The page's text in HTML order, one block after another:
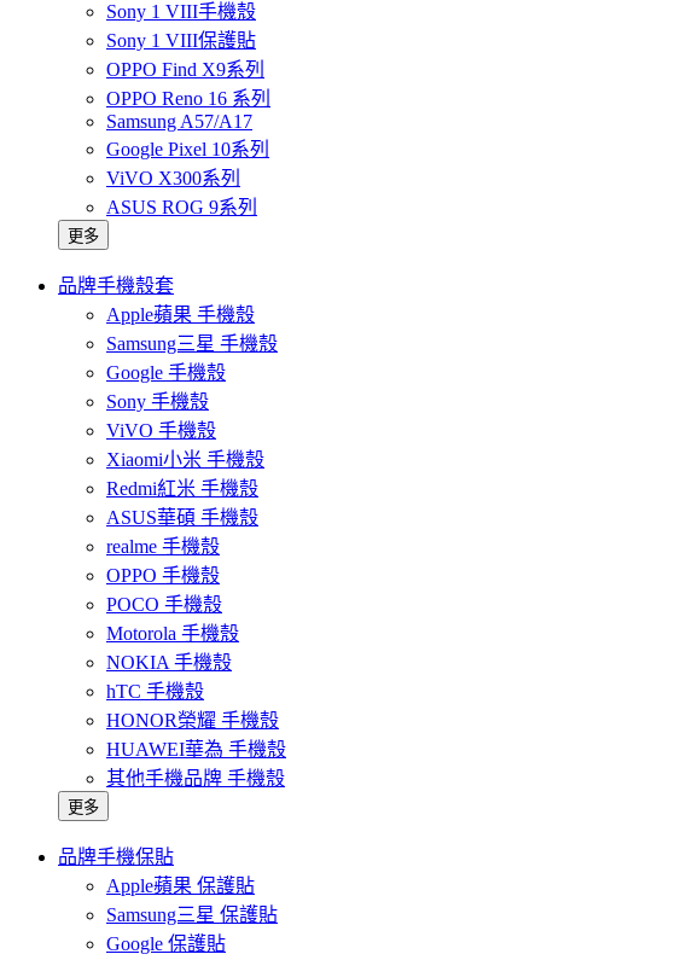
Sony 1 VIII手機殼
Sony 1 VIII保護貼
OPPO Find X9系列
OPPO Reno 16 系列
Samsung A57/A17
Google Pixel 10系列
ViVO X300系列
ASUS ROG 9系列
更多
品牌手機殼套
Apple蘋果 手機殼
Samsung三星 手機殼
Google 手機殼
Sony 手機殼
ViVO 手機殼
Xiaomi小米 手機殼
Redmi紅米 手機殼
ASUS華碩 手機殼
realme 手機殼
OPPO 手機殼
POCO 手機殼
Motorola 手機殼
NOKIA 手機殼
hTC 手機殼
HONOR榮耀 手機殼
HUAWEI華為 手機殼
其他手機品牌 手機殼
更多
品牌手機保貼
Apple蘋果 保護貼
Samsung三星 保護貼
Google 保護貼